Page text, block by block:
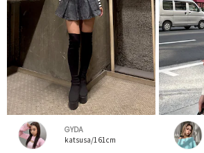
GYDA
katsusa/161cm